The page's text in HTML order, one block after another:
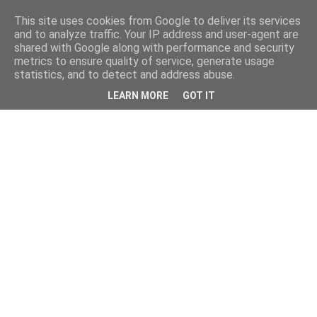
This site uses cookies from Google to deliver its services
and to analyze traffic. Your IP address and user-agent are
shared with Google along with performance and security
metrics to ensure quality of service, generate usage
statistics, and to detect and address abuse.
LEARN MORE GOT IT